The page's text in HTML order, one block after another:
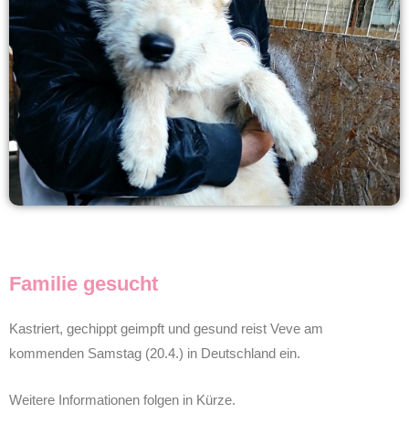
Familie gesucht
Kastriert, gechippt geimpft und gesund reist Veve am
kommenden Samstag (20.4.) in Deutschland ein.
Weitere Informationen folgen in Kürze.